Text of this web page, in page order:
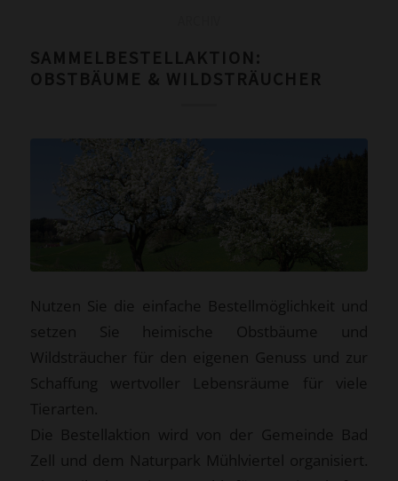
SAMMELBESTELLAKTION:
OBSTBÄUME & WILDSTRÄUCHER
Nutzen Sie die einfache Bestellmöglichkeit und
setzen Sie heimische Obstbäume und
Wildsträucher für den eigenen Genuss und zur
Schaffung wertvoller Lebensräume für viele
Tierarten.
Die Bestellaktion wird von der Gemeinde Bad
Zell und dem Naturpark Mühlviertel organisiert.